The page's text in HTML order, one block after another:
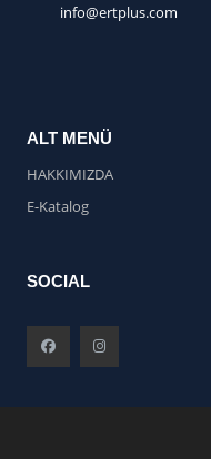
info@ertplus.com
ALT MENÜ
HAKKIMIZDA
E-Katalog
SOCIAL